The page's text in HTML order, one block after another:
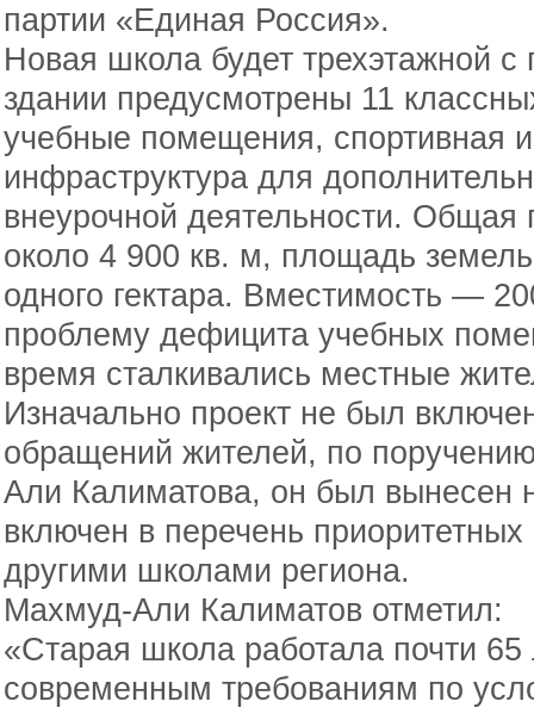
партии «Единая Россия».
Новая школа будет трехэтажной
здании предусмотрены 11
учебные помещения, спортивная
инфраструктура для
внеурочной деятельности. Общая
около 4 900 кв. м, площадь
одного гектара. Вместимость —
проблему дефицита учебных
время сталкивались местные
Изначально проект не был
обращений жителей, по
Али Калиматова, он был вынесен
включен в перечень
другими школами региона.
Махмуд-Али Калиматов отметил:
«Старая школа работала почти 65
современным требованиям по